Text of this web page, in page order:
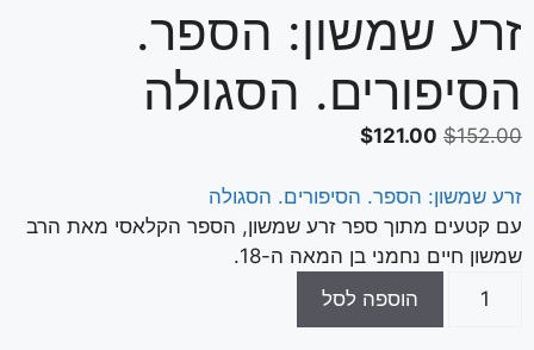
זרע שמשון: הספר.
הסיפורים. הסגולה
$152.00
$121.00
זרע שמשון: הספר. הסיפורים. הסגולה
עם קטעים מתוך ספר זרע שמשון, הספר הקלאסי מאת הרב
שמשון חיים נחמני בן המאה ה-18.
הוספה לסל